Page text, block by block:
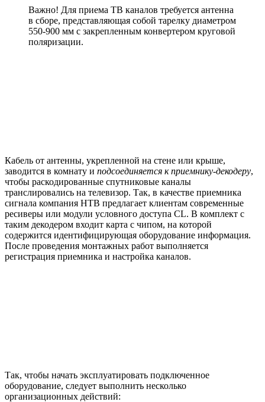
Важно! Для приема ТВ каналов требуется антенна
в сборе, представляющая собой тарелку диаметром
550-900 мм с закрепленным конвертером круговой
поляризации.
Кабель от антенны, укрепленной на стене или крыше,
заводится в комнату и подсоединяется к приемнику-декодеру,
чтобы раскодированные спутниковые каналы
транслировались на телевизор. Так, в качестве приемника
сигнала компания НТВ предлагает клиентам современные
ресиверы или модули условного доступа CL. В комплект с
таким декодером входит карта с чипом, на которой
содержится идентифицирующая оборудование информация.
После проведения монтажных работ выполняется
регистрация приемника и настройка каналов.
Так, чтобы начать эксплуатировать подключенное
оборудование, следует выполнить несколько
организационных действий: